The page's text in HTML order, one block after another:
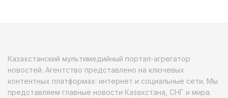
Казахстанский мультимедийный портал-агрегатор
новостей. Агентство представлено на ключевых
контентных платформах: интернет и социальные сети. Мы
представляем главные новости Казахстана, СНГ и мира.